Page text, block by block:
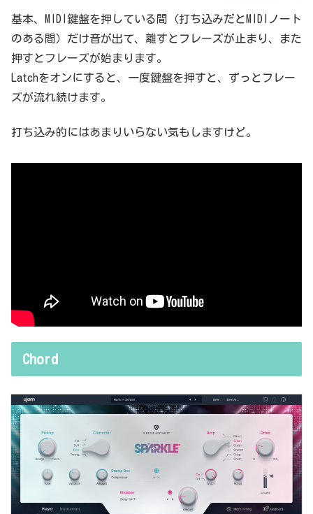
基本、MIDI鍵盤を押している間（打ち込みだとMIDIノート
のある間）だけ音が出て、離すとフレーズが止まり、また
押すとフレーズが始まります。
Latchをオンにすると、一度鍵盤を押すと、ずっとフレー
ズが流れ続けます。
打ち込み的にはあまりいらない気もしますけど。
Chord